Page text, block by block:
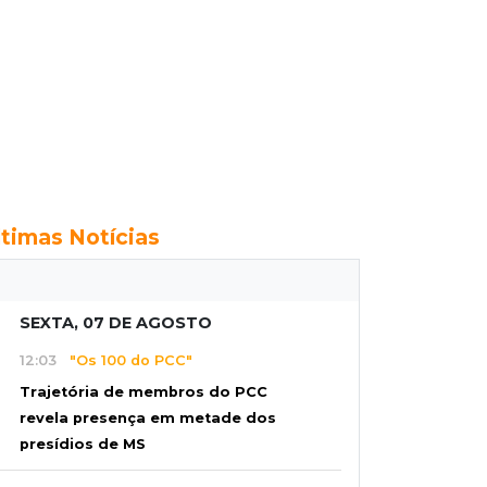
Notícias
SEXTA, 07 DE AGOSTO
12:03 "Os 100 do PCC"
Trajetória de membros do PCC
revela presença em metade dos
presídios de MS